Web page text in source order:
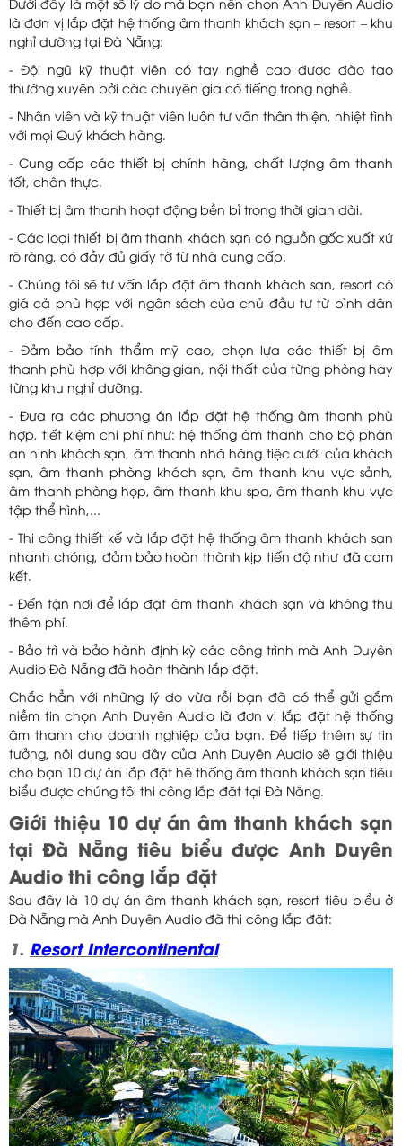
Dưới đây là một số lý do mà bạn nên chọn Anh Duyên Audio
là đơn vị lắp đặt hệ thống âm thanh khách sạn – resort – khu
nghỉ dưỡng tại Đà Nẵng:
- Đội ngũ kỹ thuật viên có tay nghề cao được đào tạo
thường xuyên bởi các chuyên gia có tiếng trong nghề.
- Nhân viên và kỹ thuật viên luôn tư vấn thân thiện, nhiệt tình
với mọi Quý khách hàng.
- Cung cấp các thiết bị chính hãng, chất lượng âm thanh
tốt, chân thực.
- Thiết bị âm thanh hoạt động bền bỉ trong thời gian dài.
- Các loại thiết bị âm thanh khách sạn có nguồn gốc xuất xứ
rõ ràng, có đầy đủ giấy tờ từ nhà cung cấp.
- Chúng tôi sẽ tư vấn lắp đặt âm thanh khách sạn, resort có
giá cả phù hợp với ngân sách của chủ đầu tư từ bình dân
cho đến cao cấp.
- Đảm bảo tính thẩm mỹ cao, chọn lựa các thiết bị âm
thanh phù hợp với không gian, nội thất của từng phòng hay
từng khu nghỉ dưỡng.
- Đưa ra các phương án lắp đặt hệ thống âm thanh phù
hợp, tiết kiệm chi phí như: hệ thống âm thanh cho bộ phận
an ninh khách sạn, âm thanh nhà hàng tiệc cưới của khách
sạn, âm thanh phòng khách sạn, âm thanh khu vực sảnh,
âm thanh phòng họp, âm thanh khu spa, âm thanh khu vực
tập thể hình,...
- Thi công thiết kế và lắp đặt hệ thống âm thanh khách sạn
nhanh chóng, đảm bảo hoàn thành kịp tiến độ như đã cam
kết.
- Đến tận nơi để lắp đặt âm thanh khách sạn và không thu
thêm phí.
- Bảo trì và bảo hành định kỳ các công trình mà Anh Duyên
Audio Đà Nẵng đã hoàn thành lắp đặt.
Chắc hẳn với những lý do vừa rồi bạn đã có thể gửi gắm
niềm tin chọn Anh Duyên Audio là đơn vị lắp đặt hệ thống
âm thanh cho doanh nghiệp của bạn. Để tiếp thêm sự tin
tưởng, nội dung sau đây của Anh Duyên Audio sẽ giới thiệu
cho bạn 10 dự án lắp đặt hệ thống âm thanh khách sạn tiêu
biểu được chúng tôi thi công lắp đặt tại Đà Nẵng.
Giới thiệu 10 dự án âm thanh khách sạn
tại Đà Nẵng tiêu biểu được Anh Duyên
Audio thi công lắp đặt
Sau đây là 10 dự án âm thanh khách sạn, resort tiêu biểu ở
Đà Nẵng mà Anh Duyên Audio đã thi công lắp đặt:
1. Resort Intercontinental